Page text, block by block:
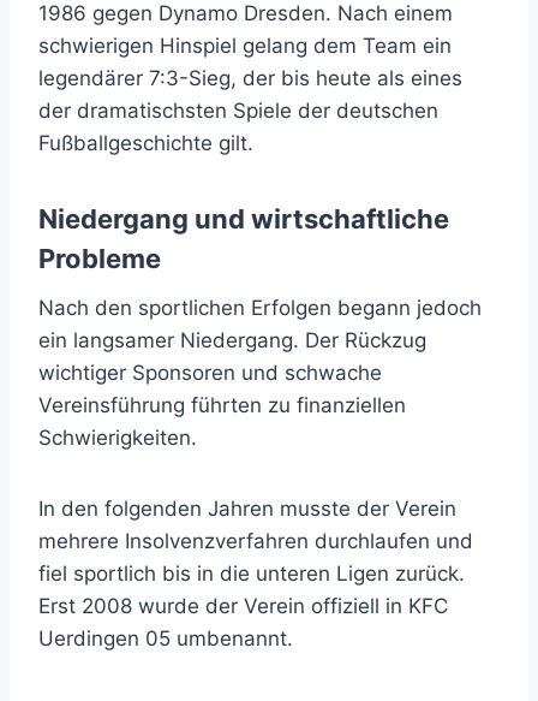
1986 gegen Dynamo Dresden. Nach einem
schwierigen Hinspiel gelang dem Team ein
legendärer 7:3-Sieg, der bis heute als eines
der dramatischsten Spiele der deutschen
Fußballgeschichte gilt.
Niedergang und wirtschaftliche
Probleme
Nach den sportlichen Erfolgen begann jedoch
ein langsamer Niedergang. Der Rückzug
wichtiger Sponsoren und schwache
Vereinsführung führten zu finanziellen
Schwierigkeiten.
In den folgenden Jahren musste der Verein
mehrere Insolvenzverfahren durchlaufen und
fiel sportlich bis in die unteren Ligen zurück.
Erst 2008 wurde der Verein offiziell in KFC
Uerdingen 05 umbenannt.